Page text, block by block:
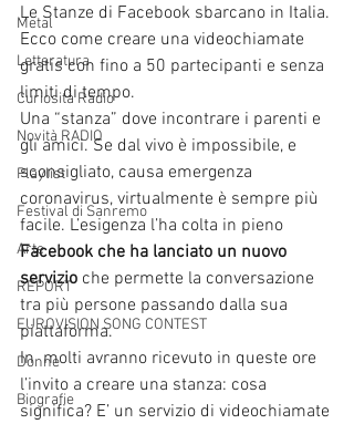
Metal
Letteratura
Curiosità Radio
Novità RADIO
Playlist
Festival di Sanremo
Arte
REPORT
EUROVISION SONG CONTEST
Donne
Biografie
Le Stanze di Facebook sbarcano in Italia.
Ecco come creare una videochiamate
gratis con fino a 50 partecipanti e senza
limiti di tempo.
Una “stanza” dove incontrare i parenti e
gli amici. Se dal vivo è impossibile, e
sconsigliato, causa emergenza
coronavirus, virtualmente è sempre più
facile. L’esigenza l’ha colta in pieno
Facebook che ha lanciato un nuovo
servizio che permette la conversazione
tra più persone passando dalla sua
piattaforma.
In  molti avranno ricevuto in queste ore
l’invito a creare una stanza: cosa
significa? E’ un servizio di videochiamate